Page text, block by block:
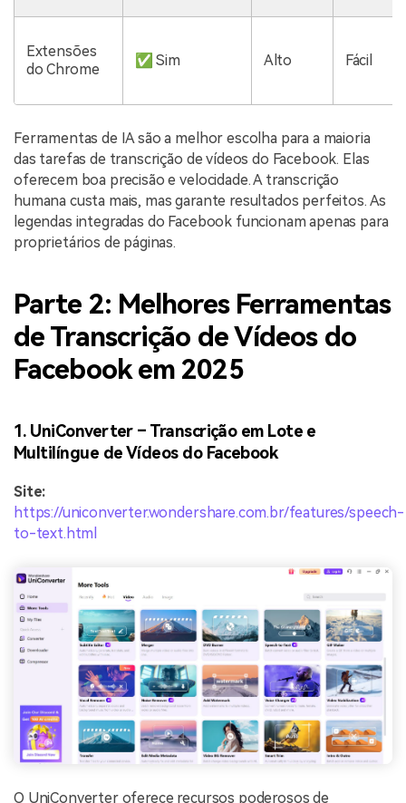
Extensões
do Chrome
✅ Sim Alto Fácil
Ferramentas de IA são a melhor escolha para a maioria
das tarefas de transcrição de vídeos do Facebook. Elas
oferecem boa precisão e velocidade. A transcrição
humana custa mais, mas garante resultados perfeitos. As
legendas integradas do Facebook funcionam apenas para
proprietários de páginas.
Parte 2: Melhores Ferramentas
de Transcrição de Vídeos do
Facebook em 2025
1. UniConverter – Transcrição em Lote e
Multilíngue de Vídeos do Facebook
Site:
https://uniconverter.wondershare.com.br/features/speech-
to-text.html
O UniConverter oferece recursos poderosos de